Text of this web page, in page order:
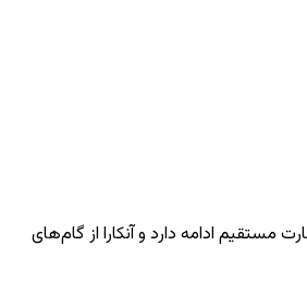
مستقیم ادامه دارد و آنکارا از گام‌های